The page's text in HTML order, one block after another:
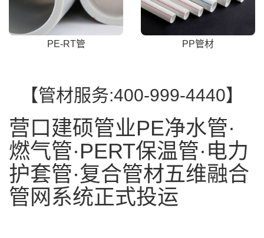
PE-RT管 PP管材
【管材服务:400-999-4440】
营口建硕管业PE净水管·
燃气管·PERT保温管·电力
护套管·复合管材五维融合
管网系统正式投运